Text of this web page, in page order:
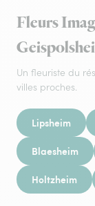
Fleurs
Un fleuriste du
villes proches.
Lipsheim
Blaesheim
Holtzheim